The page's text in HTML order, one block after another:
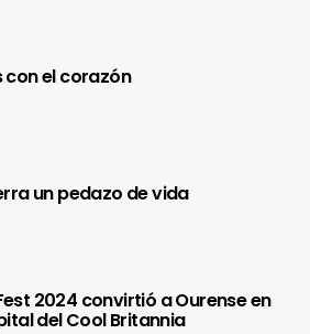
con el corazón
un pedazo de vida
2024 convirtió a Ourense en
del Cool Britannia